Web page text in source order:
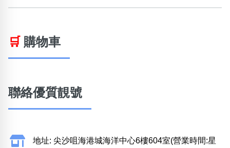
🛒 購物車
聯絡優質靚號
地址: 尖沙咀海港城海洋中心6樓604室(營業時間:星